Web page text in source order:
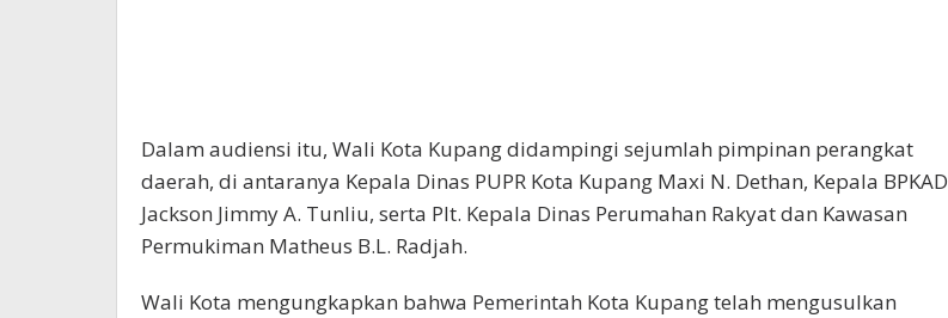
Dalam audiensi itu, Wali Kota Kupang didampingi sejumlah pimpinan perangkat
daerah, di antaranya Kepala Dinas PUPR Kota Kupang Maxi N. Dethan, Kepala BPKAD
Jackson Jimmy A. Tunliu, serta Plt. Kepala Dinas Perumahan Rakyat dan Kawasan
Permukiman Matheus B.L. Radjah.
Wali Kota mengungkapkan bahwa Pemerintah Kota Kupang telah mengusulkan